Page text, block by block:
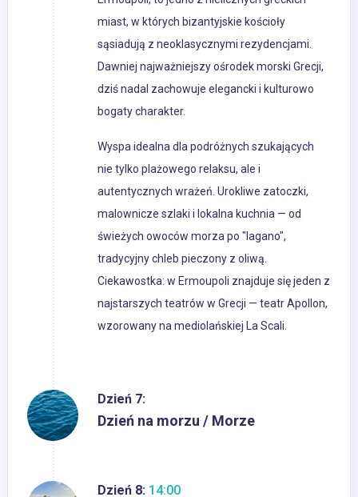
miast, w których bizantyjskie kościoły
sąsiadują z neoklasycznymi rezydencjami.
Dawniej najważniejszy ośrodek morski Grecji,
dziś nadal zachowuje elegancki i kulturowo
bogaty charakter.
Wyspa idealna dla podróżnych szukających
nie tylko plażowego relaksu, ale i
autentycznych wrażeń. Urokliwe zatoczki,
malownicze szlaki i lokalna kuchnia — od
świeżych owoców morza po "lagano",
tradycyjny chleb pieczony z oliwą.
Ciekawostka: w Ermoupoli znajduje się jeden z
najstarszych teatrów w Grecji — teatr Apollon,
wzorowany na mediolańskiej La Scali.
Dzień 7:
Dzień na morzu / Morze
Dzień 8: 14:00